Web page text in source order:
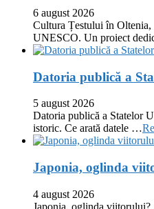
6 august 2026
Cultura Țestului în Oltenia,
UNESCO. Un proiect
Datoria publică a
5 august 2026
Datoria publică a Statelor
istoric. Ce arată datele …
Japonia, oglinda
4 august 2026
Japonia, oglinda viitorului?